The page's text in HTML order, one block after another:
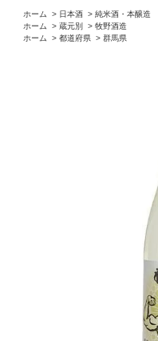
ホーム > 日本酒 > 純米酒・本醸造
ホーム
> 蔵元別 > 牧野酒造
ホーム
> 都道府県 > 群馬県